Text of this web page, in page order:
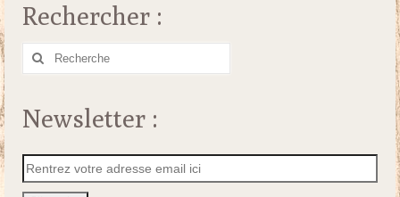
Rechercher :
Rechercher
Newsletter :